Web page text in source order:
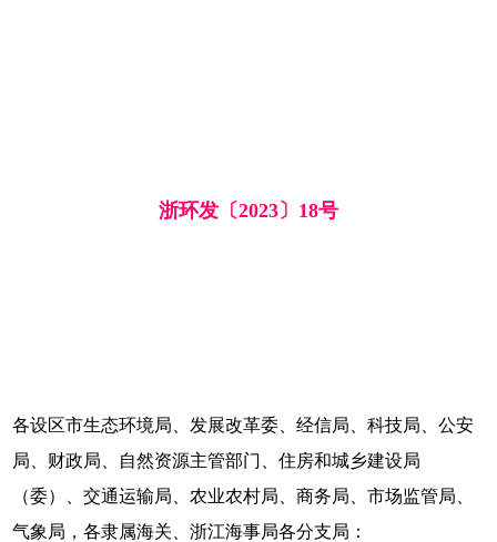
浙环发〔2023〕18号
各设区市生态环境局、发展改革委、经信局、科技局、公安
局、财政局、自然资源主管部门、住房和城乡建设局
（委）、交通运输局、农业农村局、商务局、市场监管局、
气象局，各隶属海关、浙江海事局各分支局：